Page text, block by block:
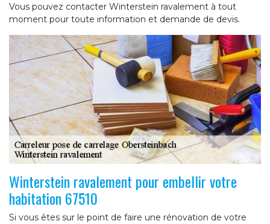
Vous pouvez contacter Winterstein ravalement à tout
moment pour toute information et demande de devis.
Winterstein ravalement pour embellir votre
habitation 67510
Si vous êtes sur le point de faire une rénovation de votre